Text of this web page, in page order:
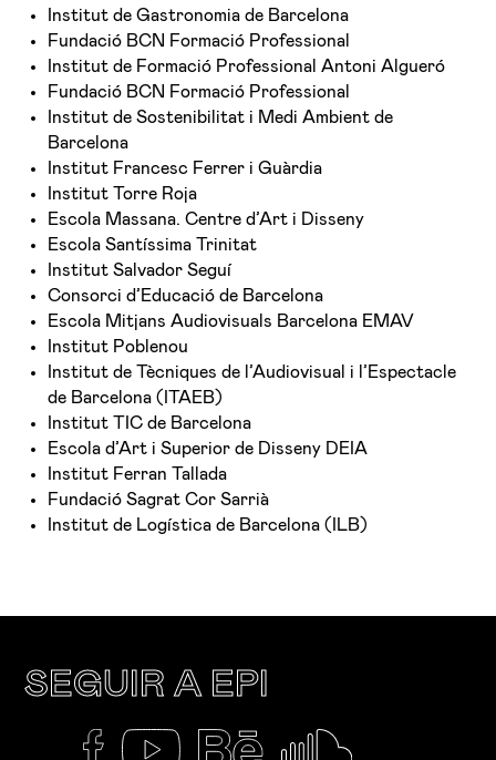
Institut de Gastronomia de Barcelona
Fundació BCN Formació Professional
Institut de Formació Professional Antoni Algueró
Fundació BCN Formació Professional
Institut de Sostenibilitat i Medi Ambient de
Barcelona
Institut Francesc Ferrer i Guàrdia
Institut Torre Roja
Escola Massana. Centre d’Art i Disseny
Escola Santíssima Trinitat
Institut Salvador Seguí
Consorci d’Educació de Barcelona
Escola Mitjans Audiovisuals Barcelona EMAV
Institut Poblenou
Institut de Tècniques de l’Audiovisual i l’Espectacle
de Barcelona (ITAEB)
Institut TIC de Barcelona
Escola d’Art i Superior de Disseny DEIA
Institut Ferran Tallada
Fundació Sagrat Cor Sarrià
Institut de Logística de Barcelona (ILB)
SEGUIR A EPI